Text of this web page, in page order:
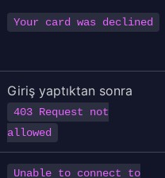
Your card was declined
Giriş yaptıktan sonra
403 Request not
allowed
Unable to connect to